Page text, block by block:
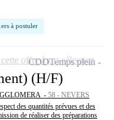
à postuler
(H/F)
- 58 - NEVERS
des quantités prévues et des
de réaliser des préparations
CDDTemps plein
offre à ma sélection